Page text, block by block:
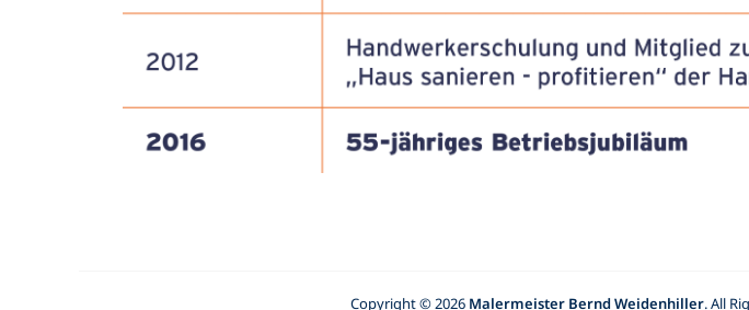
Copyright © 2026 Malermeister Bernd Weidenhiller. All